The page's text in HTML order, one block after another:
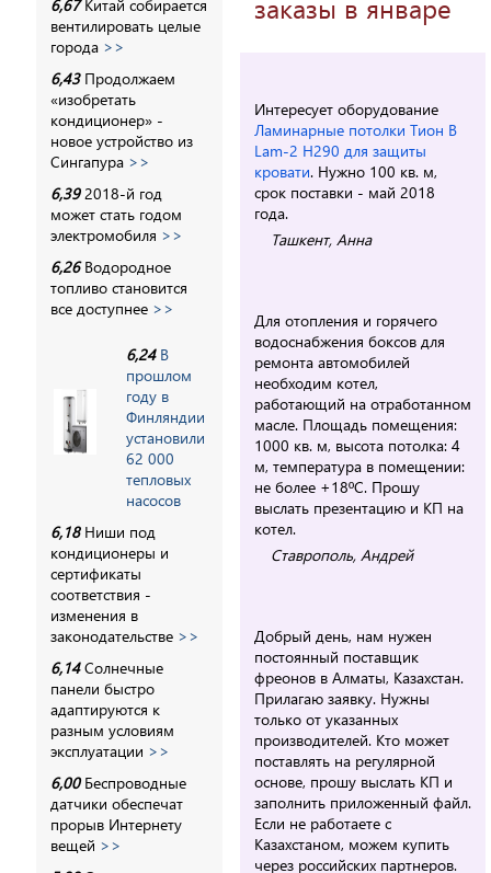
6,67 Китай собирается
вентилировать целые
города >>
6,43 Продолжаем
«изобретать
кондиционер» -
новое устройство из
Сингапура >>
6,39 2018-й год
может стать годом
электромобиля >>
6,26Водородное
топливо становится
все доступнее >>
6,24 В
прошлом
году в
Финляндии
установили
62 000
тепловых
насосов
6,18Ниши под
кондиционеры и
сертификаты
соответствия -
изменения в
законодательстве >>
6,14 Солнечные
панели быстро
адаптируются к
разным условиям
эксплуатации >>
6,00 Беспроводные
датчики обеспечат
прорыв Интернету
вещей >>
заказы в январе
Интересует оборудование
Ламинарные потолки Тион В
Lam-2 H290 для защиты
кровати. Нужно 100 кв. м,
срок поставки - май 2018
года.
Ташкент, Анна
Для отопления и горячего
водоснабжения боксов для
ремонта автомобилей
необходим котел,
работающий на отработанном
масле. Площадь помещения:
1000 кв. м, высота потолка: 4
м, температура в помещении:
не более +18ºC. Прошу
выслать презентацию и КП на
котел.
Ставрополь, Андрей
Добрый день, нам нужен
постоянный поставщик
фреонов в Алматы, Казахстан.
Прилагаю заявку. Нужны
только от указанных
производителей. Кто может
поставлять на регулярной
основе, прошу выслать КП и
заполнить приложенный файл.
Если не работаете с
Казахстаном, можем купить
через российских партнеров.